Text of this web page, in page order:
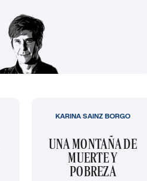
UNA MONTAÑA DE
MUERTE Y
POBREZA
KARINA SAINZ BORGO